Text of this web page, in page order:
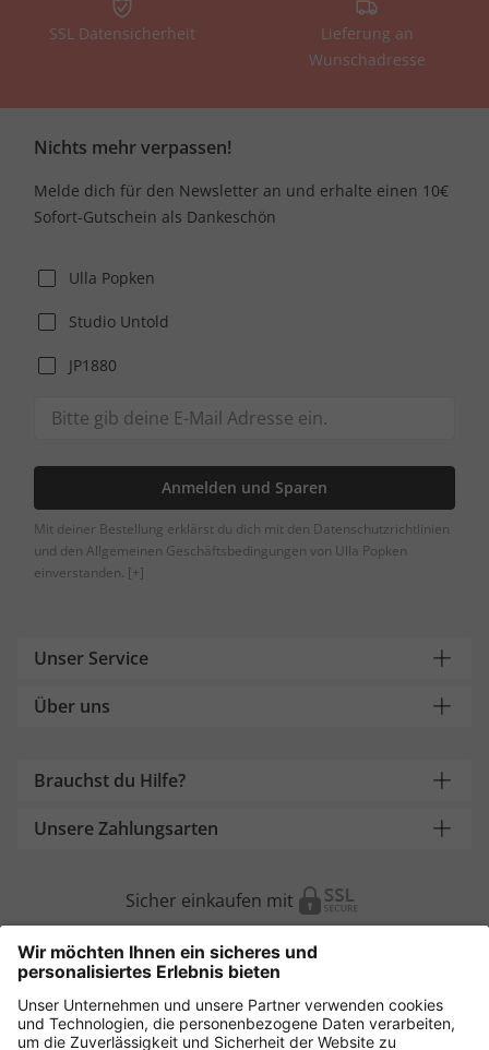
SSL Datensicherheit
Lieferung an
Wunschadresse
Nichts mehr verpassen!
Melde dich für den Newsletter an und erhalte einen 10€
Sofort-Gutschein als Dankeschön
Ulla Popken
Studio Untold
JP1880
Anmelden und Sparen
Mit deiner Bestellung erklärst du dich mit den Datenschutzrichtlinien
und den Allgemeinen Geschäftsbedingungen von Ulla Popken
einverstanden. [+]
Unser Service
Über uns
Brauchst du Hilfe?
Unsere Zahlungsarten
Sicher einkaufen mit
Weitere Onlineshops
Deutschland